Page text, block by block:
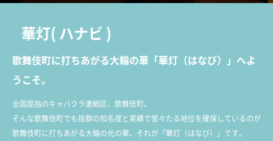
華灯( ハナビ )
歌舞伎町に打ちあがる大輪の華「華灯（はなび）」へよ
うこそ。
全国屈指のキャバクラ激戦区、歌舞伎町。
そんな歌舞伎町でも抜群の知名度と実績で堂々たる地位を確保しているのが
歌舞伎町に打ちあがる大輪の光の華、それが「華灯（はなび）」です。